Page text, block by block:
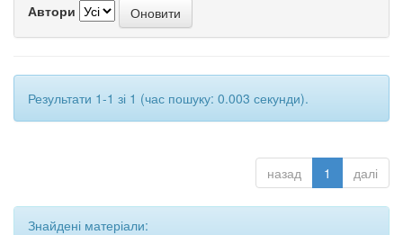
Автори
Результати 1-1 зі 1 (час пошуку: 0.003 секунди).
назад 1 далі
Знайдені матеріали: